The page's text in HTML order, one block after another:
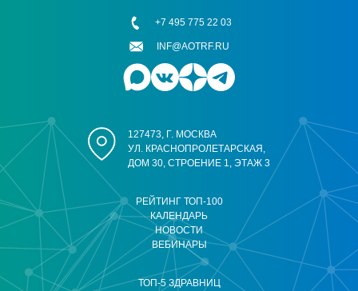
РЕЙТИНГ ТОП-100
КАЛЕНДАРЬ
НОВОСТИ
ВЕБИНАРЫ
ТОП-5 ЗДРАВНИЦ
127473, Г. МОСКВА
УЛ. КРАСНОПРОЛЕТАРСКАЯ,
ДОМ 30, СТРОЕНИЕ 1, ЭТАЖ 3
+7 495 775 22 03
INF@AOTRF.RU